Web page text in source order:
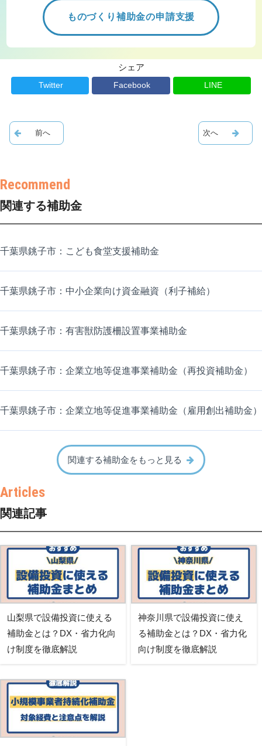
ものづくり補助金の申請支援
シェア
Twitter Facebook LINE
関連する補助金
千葉県銚子市：こども食堂支援補助金
千葉県銚子市：中小企業向け資金融資（利子補給）
千葉県銚子市：有害獣防護柵設置事業補助金
千葉県銚子市：企業立地等促進事業補助金（再投資補助金）
千葉県銚子市：企業立地等促進事業補助金（雇用創出補助金）
関連する補助金をもっと見る
関連記事
山梨県で設備投資に使える
補助金とは？DX・省力化向
け制度を徹底解説
神奈川県で設備投資に使え
る補助金とは？DX・省力化
向け制度を徹底解説